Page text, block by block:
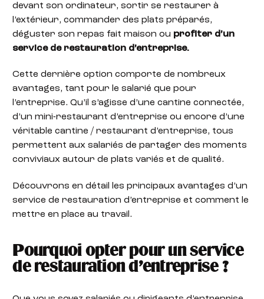
devant son ordinateur, sortir se restaurer à
l’extérieur, commander des plats préparés,
déguster son repas fait maison ou profiter d’un
service de restauration d’entreprise.
Cette dernière option comporte de nombreux
avantages, tant pour le salarié que pour
l’entreprise. Qu’il s’agisse d’une cantine connectée,
d’un mini-restaurant d’entreprise ou encore d’une
véritable cantine / restaurant d’entreprise, tous
permettent aux salariés de partager des moments
conviviaux autour de plats variés et de qualité.
Découvrons en détail les principaux avantages d’un
service de restauration d’entreprise et comment le
mettre en place au travail.
Pourquoi opter pour un service
de restauration d’entreprise ?